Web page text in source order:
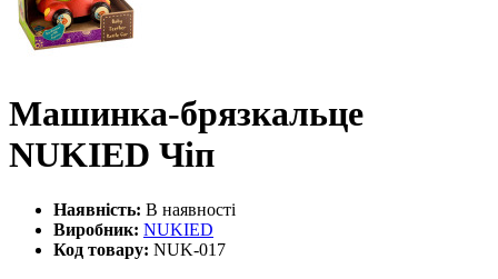
Машинка-брязкальце
NUKIED Чіп
Наявність: В наявності
Виробник: NUKIED
Код товару: NUK-017